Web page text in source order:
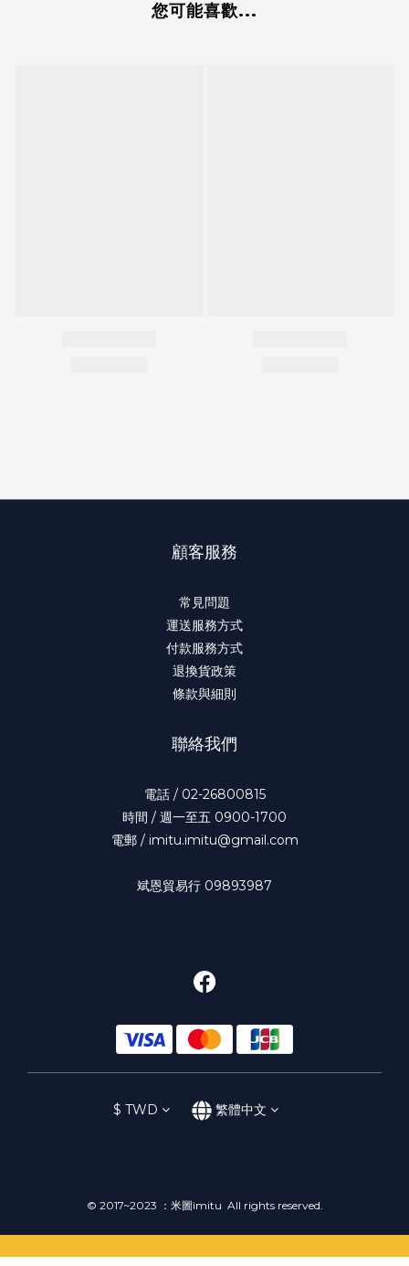
您可能喜歡...
顧客服務
常見問題
運送服務方式
付款服務方式
退換貨政策
條款與細則
聯絡我們
電話 / 02-26800815
時間 / 週一至五 0900-1700
電郵 / imitu.imitu@gmail.com
斌恩貿易行 09893987
$ TWD 繁體中文
© 2017~2023 ：米圖imitu All rights reserved.